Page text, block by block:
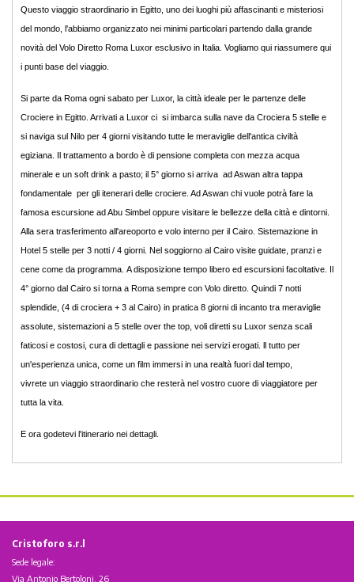
Questo viaggio straordinario in Egitto, uno dei luoghi più affascinanti e misteriosi
del mondo, l'abbiamo organizzato nei minimi particolari partendo dalla grande
novità del Volo Diretto Roma Luxor esclusivo in Italia. Vogliamo qui riassumere qui
i punti base del viaggio.
Si parte da Roma ogni sabato per Luxor, la città ideale per le partenze delle
Crociere in Egitto. Arrivati a Luxor ci si imbarca sulla nave da Crociera 5 stelle e
si naviga sul Nilo per 4 giorni visitando tutte le meraviglie dell'antica civiltà
egiziana. Il trattamento a bordo è di pensione completa con mezza acqua
minerale e un soft drink a pasto; il 5° giorno si arriva ad Aswan altra tappa
fondamentale per gli itenerari delle crociere. Ad Aswan chi vuole potrà fare la
famosa escursione ad Abu Simbel oppure visitare le bellezze della città e dintorni.
Alla sera trasferimento all'areoporto e volo interno per il Cairo. Sistemazione in
Hotel 5 stelle per 3 notti / 4 giorni. Nel soggiorno al Cairo visite guidate, pranzi e
cene come da programma. A disposizione tempo libero ed escursioni facoltative. Il
4° giorno dal Cairo si torna a Roma sempre con Volo diretto. Quindi 7 notti
splendide, (4 di crociera + 3 al Cairo) in pratica 8 giorni di incanto tra meraviglie
assolute, sistemazioni a 5 stelle over the top, voli diretti su Luxor senza scali
faticosi e costosi, cura di dettagli e passione nei servizi erogati. ll tutto per
un'esperienza unica, come un film immersi in una realtà fuori dal tempo,
vivrete un viaggio straordinario che resterà nel vostro cuore di viaggiatore per
tutta la vita.
E ora godetevi l'itinerario nei dettagli.
Cristoforo s.r.l
Sede legale:
Via Antonio Bertoloni, 26